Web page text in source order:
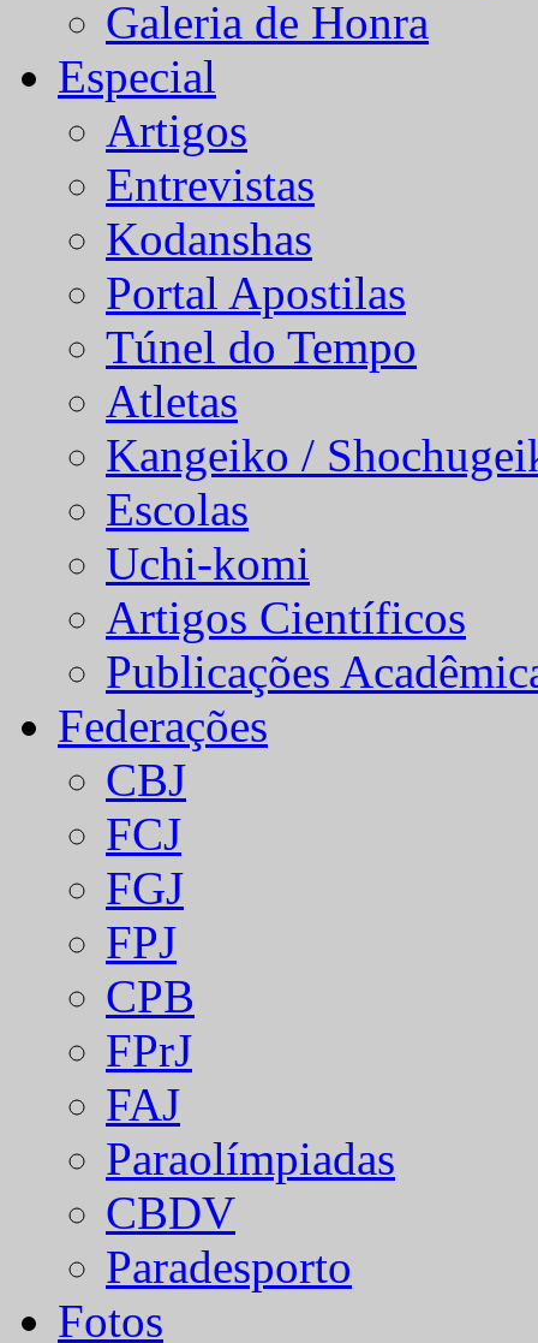
Galeria de Honra
Especial
Artigos
Entrevistas
Kodanshas
Portal Apostilas
Túnel do Tempo
Atletas
Kangeiko /
Escolas
Uchi-komi
Artigos Científicos
Publicações
Federações
CBJ
FCJ
FGJ
FPJ
CPB
FPrJ
FAJ
Paraolímpiadas
CBDV
Paradesporto
Fotos